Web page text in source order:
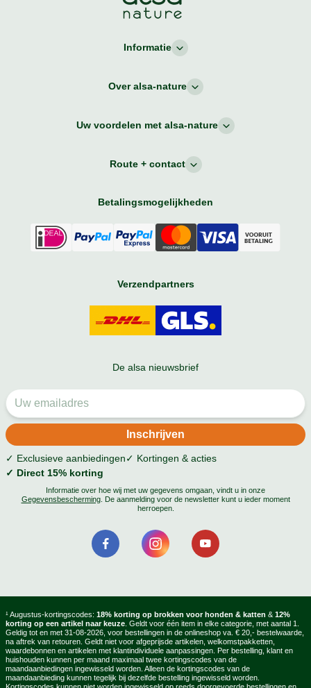
Informatie
Over alsa-nature
Uw voordelen met alsa-nature
Route + contact
Betalingsmogelijkheden
Verzendpartners
De alsa nieuwsbrief
✓ Exclusieve aanbiedingen✓ Kortingen & acties
✓ Direct 15% korting
Informatie over hoe wij met uw gegevens omgaan, vindt u in onze
Gegevensbescherming. De aanmelding voor de newsletter kunt u ieder moment
herroepen.
¹ Augustus-kortingscodes: 18% korting op brokken voor honden & katten &12%
korting op een artikel naar keuze. Geldt voor één item in elke categorie, met aantal 1.
Geldig tot en met 31-08-2026, voor bestellingen in de onlineshop va. € 20,- bestelwaarde,
na aftrek van retouren. Geldt niet voor afgeprijsde artikelen, welkomstpakketten,
waardebonnen en artikelen met klantindividuele aanpassingen. Per bestelling, klant en
huishouden kunnen per maand maximaal twee kortingscodes van de
maandaanbiedingen ingewisseld worden. Alleen de kortingscodes van de
maandaanbieding kunnen tegelijk bij dezelfde bestelling ingewisseld worden.